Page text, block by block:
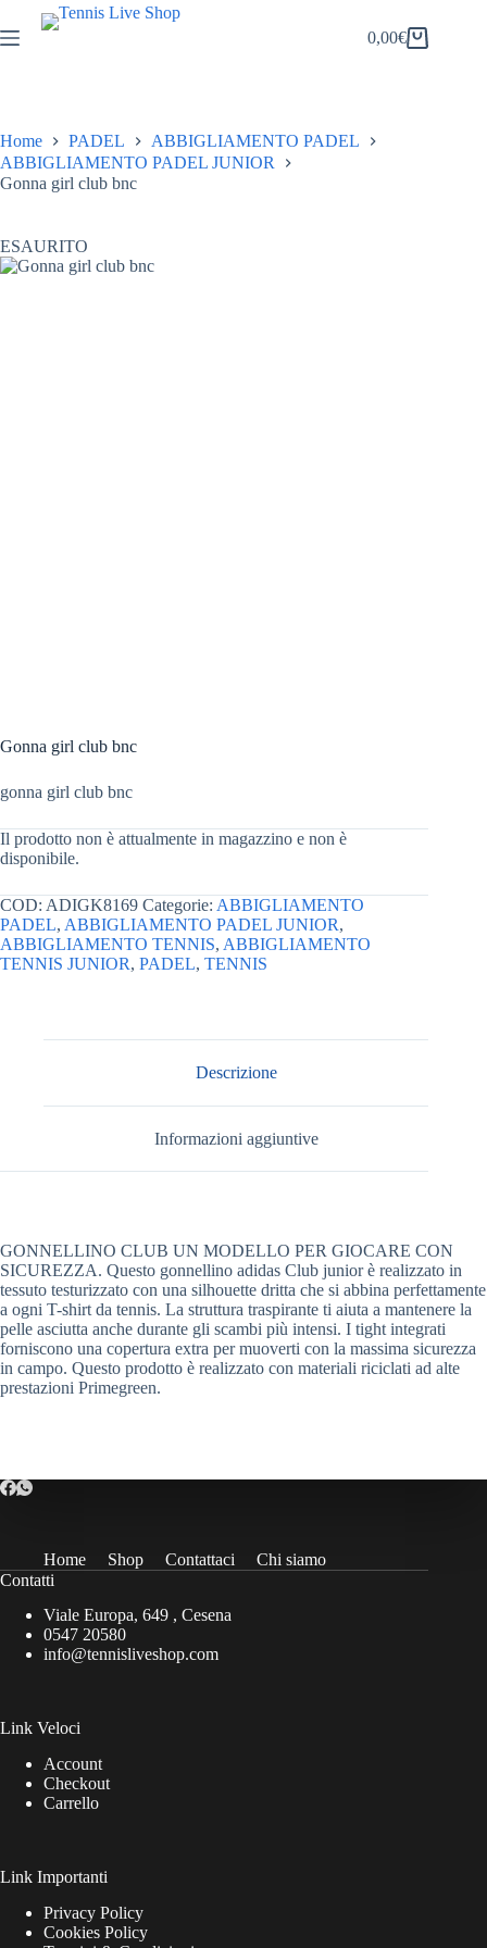
al
contenuto
Carrello
0,00€
Home PADEL
ABBIGLIAMENTO PADEL
ABBIGLIAMENTO PADEL JUNIOR
Gonna girl club bnc
ESAURITO
Gonna girl club bnc
gonna girl club bnc
Il prodotto non è attualmente in magazzino e non è
disponibile.
COD: ADIGK8169 Categorie: ABBIGLIAMENTO
PADEL, ABBIGLIAMENTO PADEL JUNIOR,
ABBIGLIAMENTO TENNIS, ABBIGLIAMENTO
TENNIS JUNIOR, PADEL, TENNIS
Descrizione
Informazioni aggiuntive
GONNELLINO CLUB UN MODELLO PER GIOCARE CON
SICUREZZA. Questo gonnellino adidas Club junior è realizzato in
tessuto testurizzato con una silhouette dritta che si abbina perfettamente
a ogni T-shirt da tennis. La struttura traspirante ti aiuta a mantenere la
pelle asciutta anche durante gli scambi più intensi. I tight integrati
forniscono una copertura extra per muoverti con la massima sicurezza
in campo. Questo prodotto è realizzato con materiali riciclati ad alte
prestazioni Primegreen.
Home Shop Contattaci
Chi siamo
Contatti
Viale Europa, 649 , Cesena
0547 20580
info@tennisliveshop.com
Link Veloci
Account
Checkout
Carrello
Link Importanti
Privacy Policy
Cookies Policy